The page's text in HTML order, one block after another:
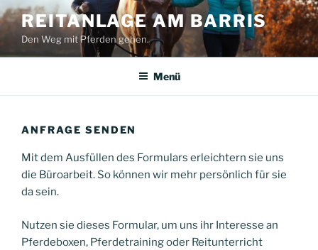
Zum
Inhalt
springen
REITANLAGE AM BARRIS
Den Weg mit Pferden gehen.
Menü
ANFRAGE SENDEN
Mit dem Ausfüllen des Formulars erleichtern sie uns
die Büroarbeit. So können wir mehr persönlich für sie
da sein.
Nutzen sie dieses Formular, um uns ihr Interesse an
Pferdeboxen, Pferdetraining oder Reitunterricht